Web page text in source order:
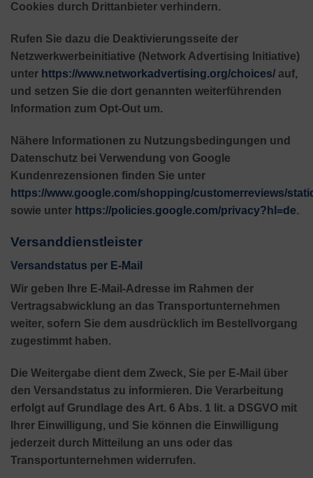
Cookies durch Drittanbieter verhindern.
Rufen Sie dazu die Deaktivierungsseite der
Netzwerkwerbeinitiative (Network Advertising Initiative)
unter https://www.networkadvertising.org/choices/ auf,
und setzen Sie die dort genannten weiterführenden
Information zum Opt-Out um.
Nähere Informationen zu Nutzungsbedingungen und
Datenschutz bei Verwendung von Google
Kundenrezensionen finden Sie unter
https://www.google.com/shopping/customerreviews/
sowie unter https://policies.google.com/privacy?hl=de.
Versanddienstleister
Versandstatus per E-Mail
Wir geben Ihre E-Mail-Adresse im Rahmen der
Vertragsabwicklung an das Transportunternehmen
weiter, sofern Sie dem ausdrücklich im Bestellvorgang
zugestimmt haben.
Die Weitergabe dient dem Zweck, Sie per E-Mail über
den Versandstatus zu informieren. Die Verarbeitung
erfolgt auf Grundlage des Art. 6 Abs. 1 lit. a DSGVO mit
Ihrer Einwilligung, und Sie können die Einwilligung
jederzeit durch Mitteilung an uns oder das
Transportunternehmen widerrufen.